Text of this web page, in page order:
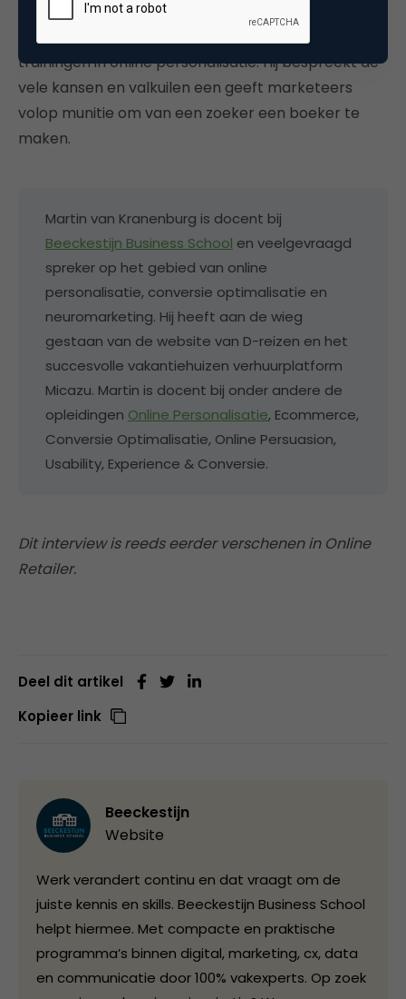
personalisatietraject kunt starten? Martin geeft in
2019 op Beeckestijn Business School weer diverse
trainingen in online personalisatie. Hij bespreekt de
vele kansen en valkuilen een geeft marketeers
volop munitie om van een zoeker een boeker te
maken.
Martin van Kranenburg is docent bij
Beeckestijn Business School en veelgevraagd
spreker op het gebied van online
personalisatie, conversie optimalisatie en
neuromarketing. Hij heeft aan de wieg
gestaan van de website van D-reizen en het
succesvolle vakantiehuizen verhuurplatform
Micazu. Martin is docent bij onder andere de
opleidingen Online Personalisatie, Ecommerce,
Conversie Optimalisatie, Online Persuasion,
Usability, Experience & Conversie.
Dit interview is reeds eerder verschenen in Online
Retailer.
Deel dit artikel
Kopieer link
Beeckestijn
Website
Werk verandert continu en dat vraagt om de
juiste kennis en skills. Beeckestijn Business School
helpt hiermee. Met compacte en praktische
programma’s binnen digital, marketing, cx, data
en communicatie door 100% vakexperts. Op zoek